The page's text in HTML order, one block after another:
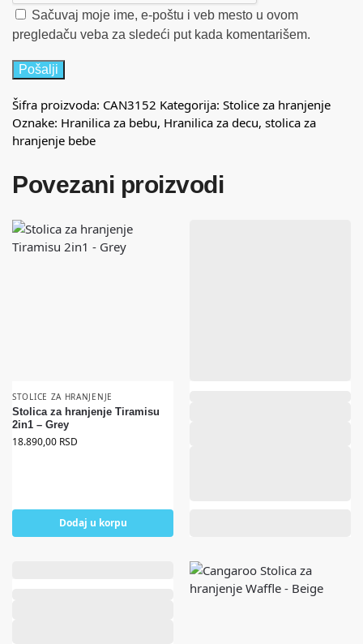
Sačuvaj moje ime, e-poštu i veb mesto u ovom
pregledaču veba za sledeći put kada komentarišem.
Šifra proizvoda: CAN3152 Kategorija: Stolice za hranjenje
Oznake: Hranilica za bebu, Hranilica za decu, stolica za
hranjenje bebe
Povezani proizvodi
STOLICE ZA HRANJENJE
Stolica za hranjenje Tiramisu
2in1 – Grey
18.890,00 RSD
Dodaj u korpu